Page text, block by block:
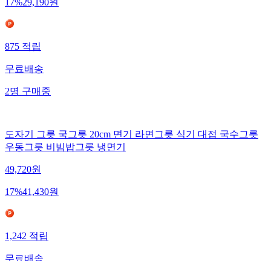
17%29,190원
875적립
무료배송
2명구매중
도자기 그릇 국그릇 20cm 면기 라면그릇 식기 대접 국수그릇
우동그릇 비빔밥그릇 냉면기
49,720원
17%41,430원
1,242적립